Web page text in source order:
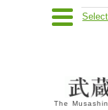
The